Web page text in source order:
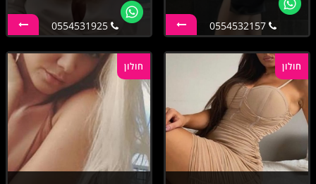
0554532157
0554531925
חולון חולון